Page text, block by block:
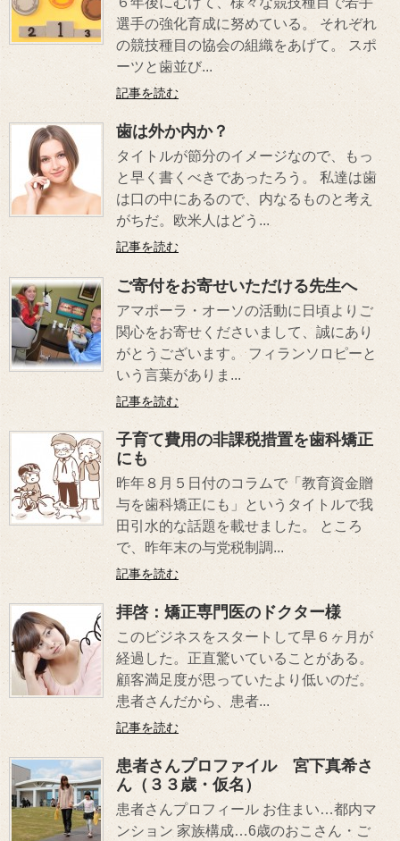
選手の強化育成に努めている。 それぞれ
の競技種目の協会の組織をあげて。 スポ
ーツと歯並び...
記事を読む
歯は外か内か？
タイトルが節分のイメージなので、もっ
と早く書くべきであったろう。 私達は歯
は口の中にあるので、内なるものと考え
がちだ。欧米人はどう...
記事を読む
ご寄付をお寄せいただける先生へ
アマポーラ・オーソの活動に日頃よりご
関心をお寄せくださいまして、誠にあり
がとうございます。 フィランソロピーと
いう言葉がありま...
記事を読む
子育て費用の非課税措置を歯科矯正
にも
昨年８月５日付のコラムで「教育資金贈
与を歯科矯正にも」というタイトルで我
田引水的な話題を載せました。 ところ
で、昨年末の与党税制調...
記事を読む
拝啓：矯正専門医のドクター様
このビジネスをスタートして早６ヶ月が
経過した。正直驚いていることがある。
顧客満足度が思っていたより低いのだ。
患者さんだから、患者...
記事を読む
患者さんプロファイル 宮下真希さ
ん（３３歳・仮名）
患者さんプロフィール お住まい…都内マ
ンション 家族構成…6歳のおこさん・ご